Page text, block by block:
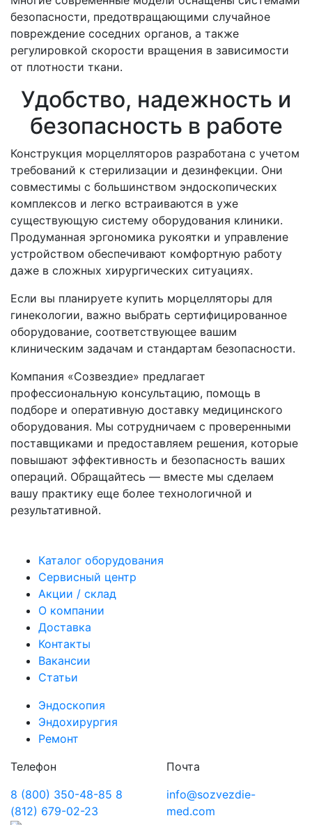
безопасности, предотвращающими случайное
повреждение соседних органов, а также
регулировкой скорости вращения в зависимости
от плотности ткани.
Удобство, надежность и
безопасность в работе
Конструкция морцелляторов разработана с учетом
требований к стерилизации и дезинфекции. Они
совместимы с большинством эндоскопических
комплексов и легко встраиваются в уже
существующую систему оборудования клиники.
Продуманная эргономика рукоятки и управление
устройством обеспечивают комфортную работу
даже в сложных хирургических ситуациях.
Если вы планируете купить морцелляторы для
гинекологии, важно выбрать сертифицированное
оборудование, соответствующее вашим
клиническим задачам и стандартам безопасности.
Компания «Созвездие» предлагает
профессиональную консультацию, помощь в
подборе и оперативную доставку медицинского
оборудования. Мы сотрудничаем с проверенными
поставщиками и предоставляем решения, которые
повышают эффективность и безопасность ваших
операций. Обращайтесь — вместе мы сделаем
вашу практику еще более технологичной и
результативной.
Каталог оборудования
Сервисный центр
Акции / склад
О компании
Доставка
Контакты
Вакансии
Статьи
Эндоскопия
Эндохирургия
Ремонт
Телефон
8 (800) 350-48-85 8
(812) 679-02-23
Почта
info@sozvezdie-
med.com